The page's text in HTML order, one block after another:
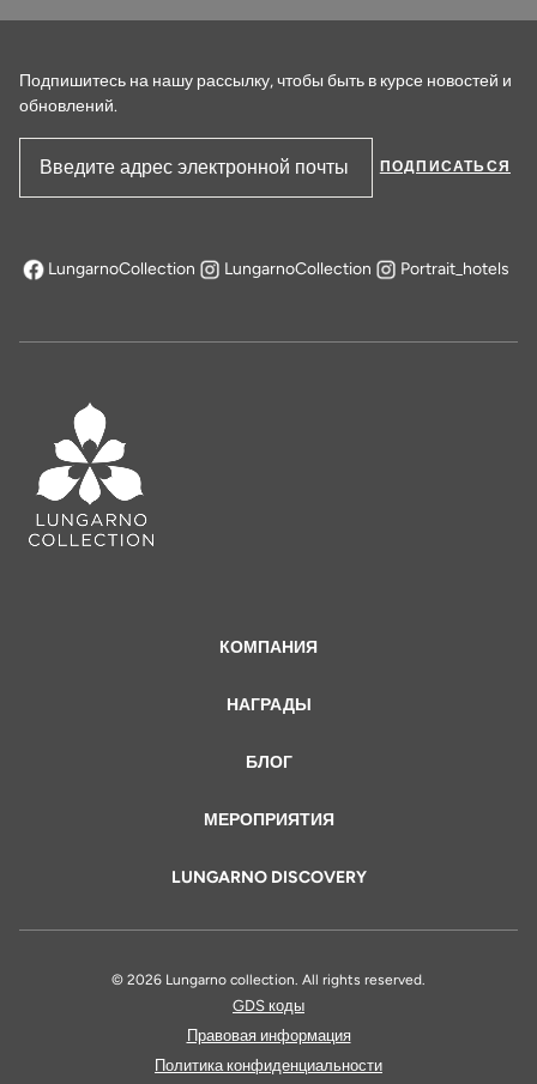
КОМПАНИЯ
НАГРАДЫ
БЛОГ
МЕРОПРИЯТИЯ
LUNGARNO DISCOVERY
Подпишитесь на нашу рассылку, чтобы быть в курсе новостей и
обновлений.
Адрес электронной почты
ПОДПИСАТЬСЯ
LungarnoCollection
открывается в новой вкладке
LungarnoCollection Portrait_hotels
© 2026 Lungarno collection. All rights reserved.
GDS коды
Правовая информация
Политика конфиденциальности